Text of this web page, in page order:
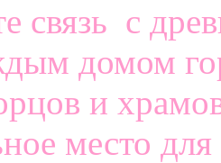
связь с
домом
и
место